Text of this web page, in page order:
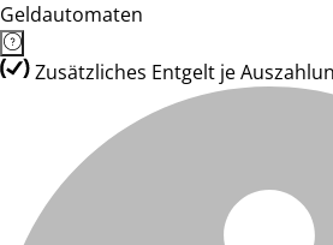
Geldautomaten
Zusätzliches Entgelt je